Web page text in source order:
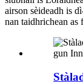
airson sèideadh is
nan taidhrichean as